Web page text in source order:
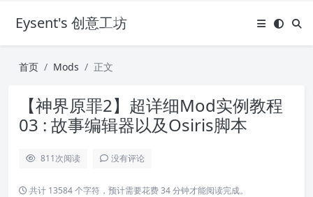
Eysent's 创意工坊
首页 Mods 正文
【神界原罪2】超详细Mod实例教程
03 : 故事编辑器以及Osiris脚本
811次阅读 没有评论
共计 13584 个字符，预计需要花费 34 分钟才能阅读完成。